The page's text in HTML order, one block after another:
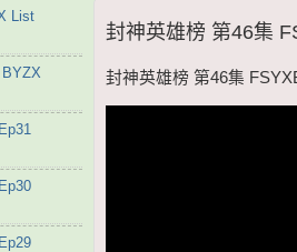
封神英雄榜 第46集
封神英雄榜 第46集
List